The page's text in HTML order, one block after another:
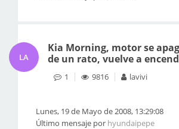
LA
Kia Morning, motor se
de un rato, vuelve a
1 9816 lavivi
Lunes, 19 de Mayo de 2008, 13:29:08
Último mensaje por hyundaipepe